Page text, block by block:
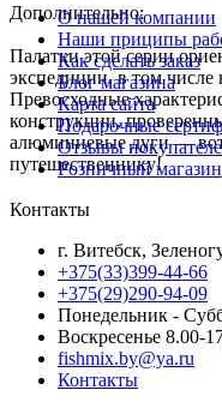
Дополнительно:
Палатки этой серии
экспедиции, в том
Превосходные
конструкции,
алюминиевые дуги —
путешественнику!
О нашей компании
Наши приципы
Как сделать заказ
Блог магазина
Карта сайта
Подарочные
Отзывы
Розничный магазин
Контакты
г. Витебск,
+375(33)399-44-66
+375(29)290-94-09
Понедельник -
Воскресенье 8.00-
fishmix.by@ya.ru
Контакты